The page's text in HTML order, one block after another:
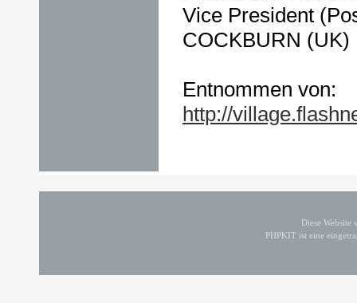
Vice President
COCKBURN (UK)
Entnommen von:
http://
Diese
PHPKIT ist eine